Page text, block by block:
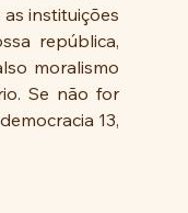
instituições
república,
moralismo
Se não for
13,